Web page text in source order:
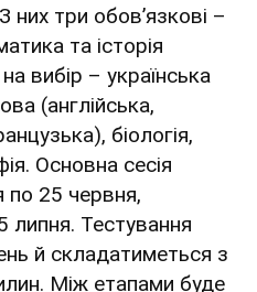
три обовʼязкові –
та історія
вибір – українська
(англійська,
біологія,
Основна сесія
по 25 червня,
Тестування
й складатиметься з
Між етапами буде